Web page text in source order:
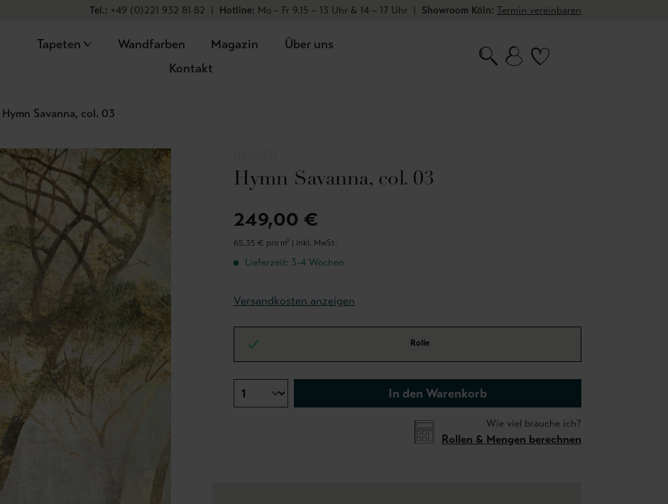
Tel.: +49 (0)221 932 81 82 | Hotline: Mo – Fr 9.15 – 13 Uhr & 14 – 17 Uhr | Showroom Köln: Termin vereinbaren
Tapeten Wandfarben Magazin
Über uns
Kontakt
Hymn Savanna, col. 03
Hymn Savanna, col. 03
249,00 €
65,35 € pro m² | inkl. MwSt.
Lieferzeit: 3-4 Wochen
Versandkosten anzeigen
Rolle
In den Warenkorb
Wie viel brauche ich?
Rollen & Mengen berechnen